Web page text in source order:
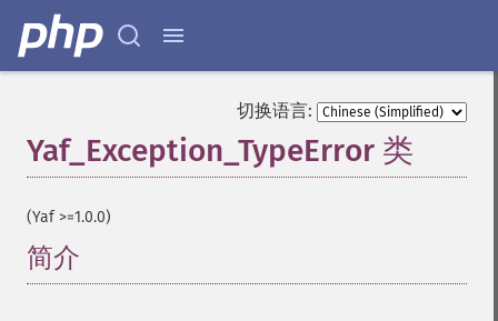
切换语言:
Yaf_Exception_TypeError 类
(Yaf >=1.0.0)
简介